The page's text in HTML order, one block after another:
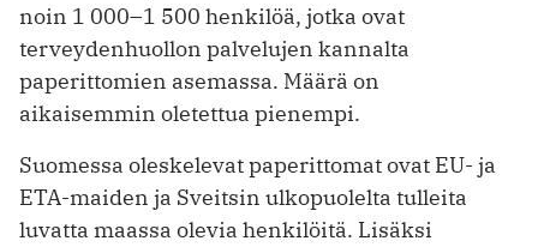
noin 1 000–1 500 henkilöä, jotka ovat
terveydenhuollon palvelujen kannalta
paperittomien asemassa. Määrä on
aikaisemmin oletettua pienempi.
Suomessa oleskelevat paperittomat ovat EU- ja
ETA-maiden ja Sveitsin ulkopuolelta tulleita
luvatta maassa olevia henkilöitä. Lisäksi